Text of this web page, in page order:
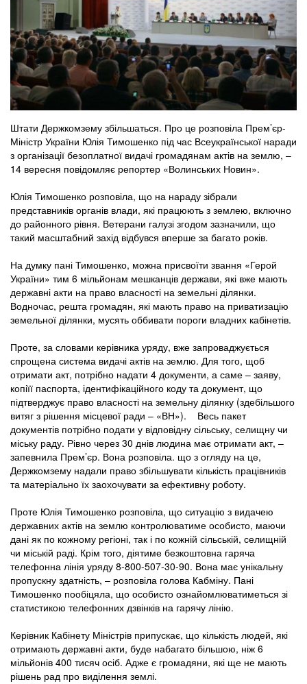
Штати Держкомзему збільшаться. Про це розповіла Прем’єр-
Міністр України Юлія Тимошенко під час Всеукраїнської наради
з організації безоплатної видачі громадянам актів на землю, –
14 вересня повідомляє репортер «Волинських Новин».
Юлія Тимошенко розповіла, що на нараду зібрали
представників органів влади, які працюють з землею, включно
до районного рівня. Ветерани галузі згодом зазначили, що
такий масштабний захід відбувся вперше за багато років.
На думку пані Тимошенко, можна присвоїти звання «Герой
України» тим 6 мільйонам мешканців держави, які вже мають
державні акти на право власності на земельні ділянки.
Водночас, решта громадян, які мають право на приватизацію
земельної ділянки, мусять оббивати пороги владних кабінетів.
Проте, за словами керівника уряду, вже запроваджується
спрощена система видачі актів на землю. Для того, щоб
отримати акт, потрібно надати 4 документи, а саме – заяву,
копіїї паспорта, ідентифікаційного коду та документ, що
підтверджує право власності на земельну ділянку (здебільшого
витяг з рішення місцевої ради – «ВН»). Весь пакет
документів потрібно подати у відповідну сільську, селищну чи
міську раду. Рівно через 30 днів людина має отримати акт, –
запевнила Прем’єр. Вона розповіла. що з огляду на це,
Держкомзему надали право збільшувати кількість працівників
та матеріально їх заохочувати за ефективну роботу.
Проте Юлія Тимошенко розповіла, що ситуацію з видачею
державних актів на землю контролюватиме особисто, маючи
дані як по кожному регіоні, так і по кожній сільській, селищній
чи міській раді. Крім того, діятиме безкоштовна гаряча
телефонна лінія уряду 8-800-507-30-90. Вона має унікальну
пропускну здатність, – розповіла голова Кабміну. Пані
Тимошенко пообіцяла, що особисто ознайомлюватиметься зі
статистикою телефонних дзвінків на гарячу лінію.
Керівник Кабінету Міністрів припускає, що кількість людей, які
отримають державні акти, буде набагато більшою, ніж 6
мільйонів 400 тисяч осіб. Адже є громадяни, які ще не мають
рішень рад про виділення землі.